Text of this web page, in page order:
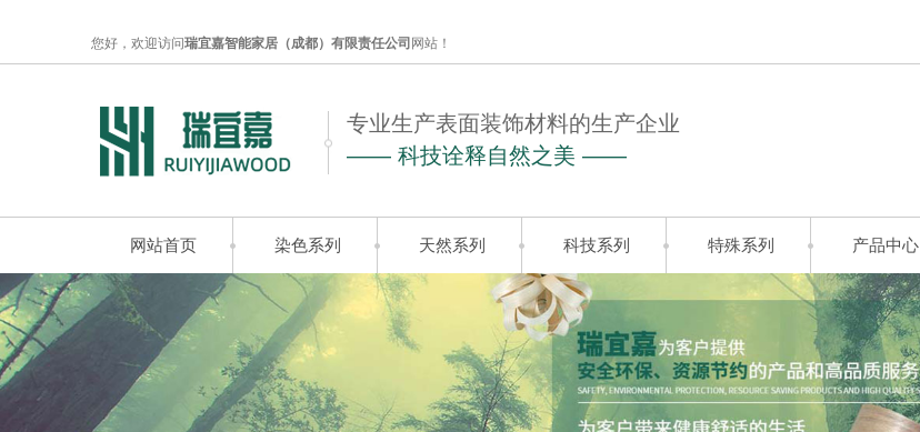
您好，欢迎访问瑞宜嘉智能家居（成都）有限责任公司 网站！
专业生产表面装饰材料的生产企业
—— 科技诠释自然之美 ——
网站首页 染色系列 天然系列 科技系列 特殊系列 产品中心